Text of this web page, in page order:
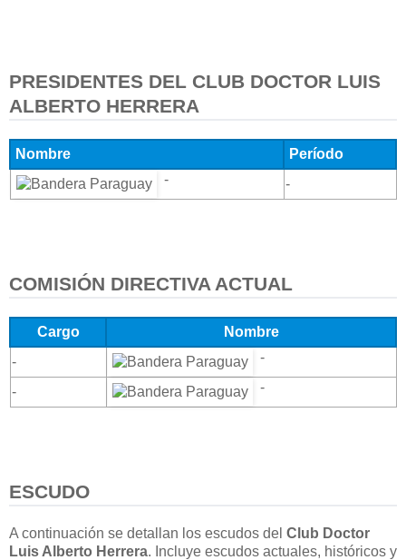
PRESIDENTES DEL CLUB DOCTOR LUIS
ALBERTO HERRERA
Nombre
Período
-
-
COMISIÓN DIRECTIVA ACTUAL
Cargo
Nombre
-
-
- -
ESCUDO
A continuación se detallan los escudos del Club Doctor
Luis Alberto Herrera. Incluye escudos actuales, históricos y